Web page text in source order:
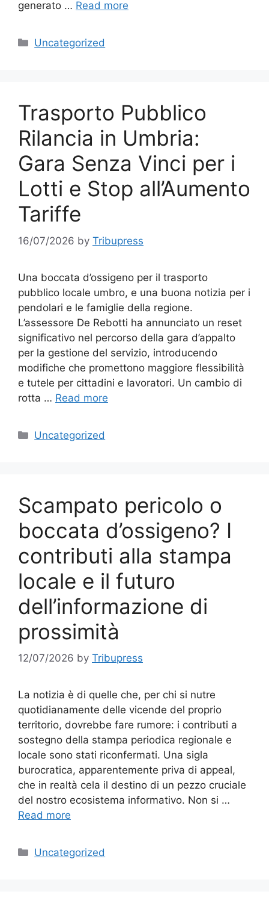
generato … Read more
Categories
Uncategorized
Trasporto Pubblico
Rilancia in Umbria:
Gara Senza Vinci per i
Lotti e Stop all’Aumento
Tariffe
16/07/2026 by Tribupress
Una boccata d’ossigeno per il trasporto
pubblico locale umbro, e una buona notizia per i
pendolari e le famiglie della regione.
L’assessore De Rebotti ha annunciato un reset
significativo nel percorso della gara d’appalto
per la gestione del servizio, introducendo
modifiche che promettono maggiore flessibilità
e tutele per cittadini e lavoratori. Un cambio di
rotta … Read more
Categories
Uncategorized
Scampato pericolo o
boccata d’ossigeno? I
contributi alla stampa
locale e il futuro
dell’informazione di
prossimità
12/07/2026 by Tribupress
La notizia è di quelle che, per chi si nutre
quotidianamente delle vicende del proprio
territorio, dovrebbe fare rumore: i contributi a
sostegno della stampa periodica regionale e
locale sono stati riconfermati. Una sigla
burocratica, apparentemente priva di appeal,
che in realtà cela il destino di un pezzo cruciale
del nostro ecosistema informativo. Non si …
Read more
Categories
Uncategorized